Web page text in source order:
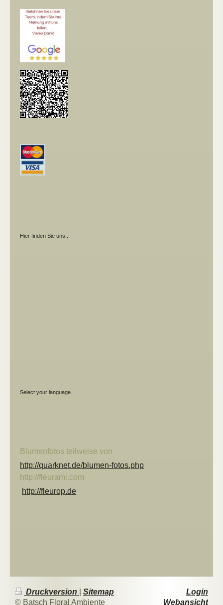
Hier finden Sie uns...
Select your language...
Blumenfotos teilweise von
http://quarknet.de/blumen-fotos.php
http://fleurami.com
http://fleurop.de
Druckversion
Sitemap
© Batsch Floral Ambiente
Login
Webansicht